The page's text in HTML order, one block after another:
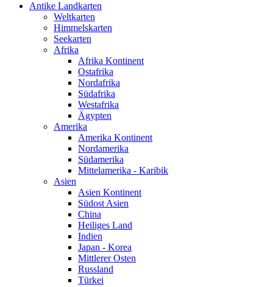
Antike Landkarten
Weltkarten
Himmelskarten
Seekarten
Afrika
Afrika Kontinent
Ostafrika
Nordafrika
Südafrika
Westafrika
Ägypten
Amerika
Amerika Kontinent
Nordamerika
Südamerika
Mittelamerika - Karibik
Asien
Asien Kontinent
Südost Asien
China
Heiliges Land
Indien
Japan - Korea
Mittlerer Osten
Russland
Türkei